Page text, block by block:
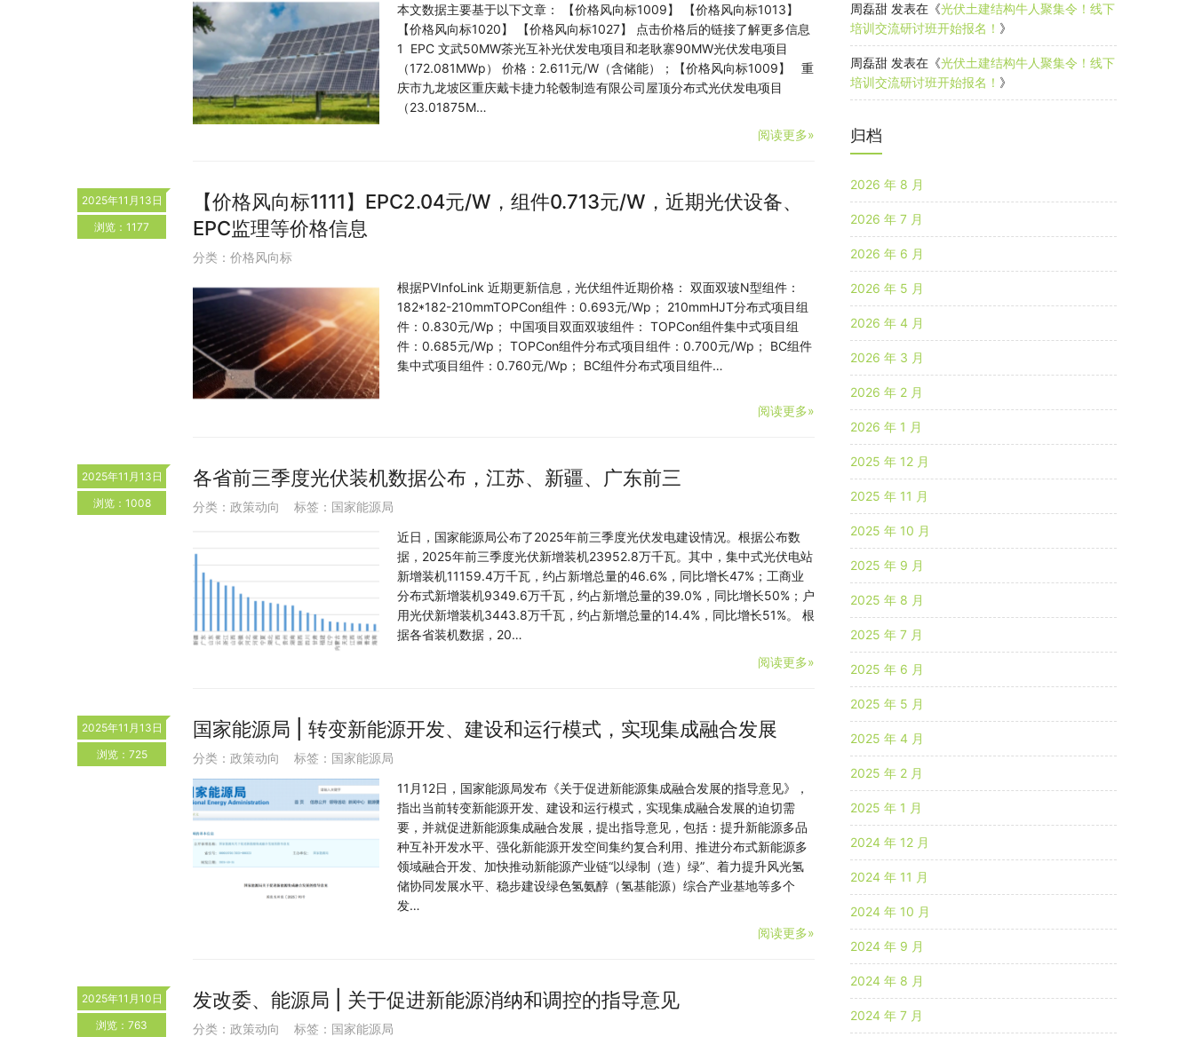
本文数据主要基于以下文章： 【价格风向标1009】 【价格风向标1013】
【价格风向标1020】 【价格风向标1027】 点击价格后的链接了解更多信息
1 EPC 文武50MW茶光互补光伏发电项目和老耿寨90MW光伏发电项目
（172.081MWp） 价格：2.611元/W（含储能）；【价格风向标1009】 重
庆市九龙坡区重庆戴卡捷力轮毂制造有限公司屋顶分布式光伏发电项目
（23.01875M…
阅读更多»
2025年11月13日
浏览：1177
【价格风向标1111】EPC2.04元/W，组件0.713元/W，近期光伏设备、
EPC监理等价格信息
分类： 价格风向标
根据PVInfoLink 近期更新信息，光伏组件近期价格： 双面双玻N型组件：
182*182-210mmTOPCon组件：0.693元/Wp； 210mmHJT分布式项目组
件：0.830元/Wp； 中国项目双面双玻组件： TOPCon组件集中式项目组
件：0.685元/Wp； TOPCon组件分布式项目组件：0.700元/Wp； BC组件
集中式项目组件：0.760元/Wp； BC组件分布式项目组件…
阅读更多»
2025年11月13日
浏览：1008
各省前三季度光伏装机数据公布，江苏、新疆、广东前三
分类： 政策动向 标签： 国家能源局
近日，国家能源局公布了2025年前三季度光伏发电建设情况。根据公布数
据，2025年前三季度光伏新增装机23952.8万千瓦。其中，集中式光伏电站
新增装机11159.4万千瓦，约占新增总量的46.6%，同比增长47%；工商业
分布式新增装机9349.6万千瓦，约占新增总量的39.0%，同比增长50%；户
用光伏新增装机3443.8万千瓦，约占新增总量的14.4%，同比增长51%。 根
据各省装机数据，20…
阅读更多»
2025年11月13日
浏览：725
国家能源局 | 转变新能源开发、建设和运行模式，实现集成融合发展
分类： 政策动向 标签： 国家能源局
11月12日，国家能源局发布《关于促进新能源集成融合发展的指导意见》，
指出当前转变新能源开发、建设和运行模式，实现集成融合发展的迫切需
要，并就促进新能源集成融合发展，提出指导意见，包括：提升新能源多品
种互补开发水平、强化新能源开发空间集约复合利用、推进分布式新能源多
领域融合开发、加快推动新能源产业链“以绿制（造）绿”、着力提升风光氢
储协同发展水平、稳步建设绿色氢氨醇（氢基能源）综合产业基地等多个
发…
阅读更多»
2025年11月10日
浏览：763
发改委、能源局 | 关于促进新能源消纳和调控的指导意见
分类： 政策动向 标签： 国家能源局
周磊甜 发表在《光伏土建结构牛人聚集令！线下
培训交流研讨班开始报名！ 》
周磊甜 发表在《光伏土建结构牛人聚集令！线下
培训交流研讨班开始报名！ 》
归档
2026 年 8 月
2026 年 7 月
2026 年 6 月
2026 年 5 月
2026 年 4 月
2026 年 3 月
2026 年 2 月
2026 年 1 月
2025 年 12 月
2025 年 11 月
2025 年 10 月
2025 年 9 月
2025 年 8 月
2025 年 7 月
2025 年 6 月
2025 年 5 月
2025 年 4 月
2025 年 2 月
2025 年 1 月
2024 年 12 月
2024 年 11 月
2024 年 10 月
2024 年 9 月
2024 年 8 月
2024 年 7 月